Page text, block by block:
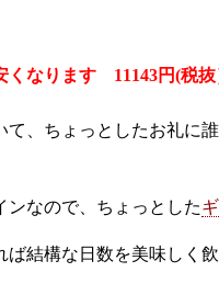
くなります 11143円(税抜
、ちょっとしたお礼に
ンなので、ちょっとした
ば結構な日数を美味しく